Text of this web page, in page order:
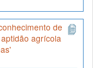
de
agrícola